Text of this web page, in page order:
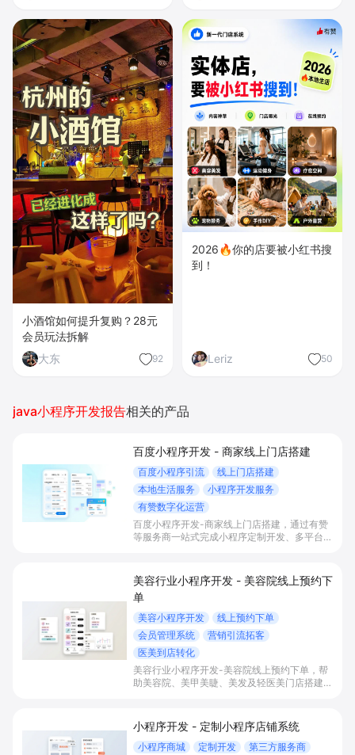
小酒馆如何提升复购？28元
会员玩法拆解
大东
92
2026🔥你的店要被小红书搜
到！
Leriz 50
java小程序开发报告相关的产品
百度小程序开发 - 商家线上门店搭建
百度小程序引流
线上门店搭建
本地生活服务
小程序开发服务
有赞数字化运营
百度小程序开发-商家线上门店搭建，通过有赞
等服务商一站式完成小程序定制开发、多平台联
提升到店与下单转化。
美容行业小程序开发 - 美容院线上预约下
单
美容小程序开发
线上预约下单
会员管理系统
营销引流拓客
医美到店转化
美容行业小程序开发-美容院线上预约下单，帮
助美容院、美甲美睫、美发及轻医美门店搭建线
引流拓客、提升到店转化和复购。
小程序开发 - 定制小程序店铺系统
小程序商城 定制开发
第三方服务商